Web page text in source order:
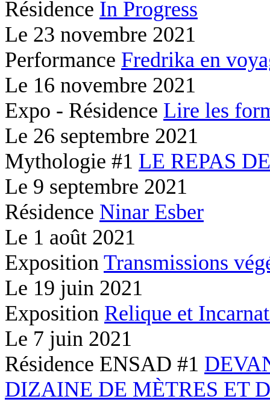
Résidence In Progress
Le 23 novembre 2021
Performance Fredrika en
Le 16 novembre 2021
Expo - Résidence Lire les
Le 26 septembre 2021
Mythologie #1 LE REPAS
Le 9 septembre 2021
Résidence Ninar Esber
Le 1 août 2021
Exposition Transmissions
Le 19 juin 2021
Exposition Relique et
Le 7 juin 2021
Résidence ENSAD #1
DIZAINE DE MÈTRES ET